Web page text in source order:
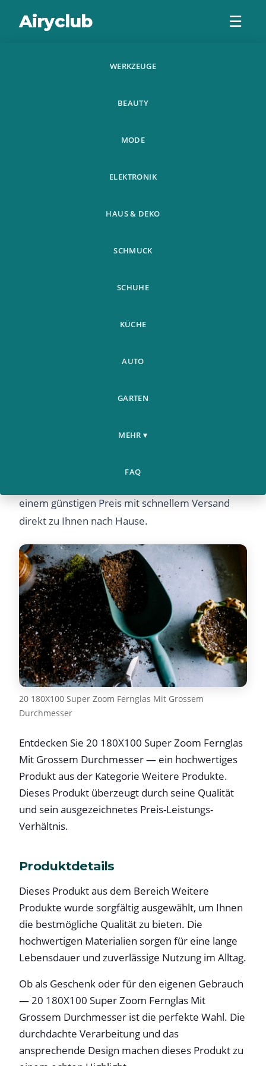
Airyclub ☰
WERKZEUGE
BEAUTY
MODE
ELEKTRONIK
HAUS & DEKO
SCHMUCK
SCHUHE
KÜCHE
AUTO
GARTEN
MEHR ▾
FAQ
Zoom Fernglas Mit
Grossem
Fernglas Mit Grossem
Durchmesser – Entdecken Sie dieses beliebte
einem günstigen Preis mit schnellem Versand
direkt zu Ihnen nach Hause.
20 180X100 Super Zoom Fernglas Mit Grossem
Durchmesser
Entdecken Sie 20 180X100 Super Zoom Fernglas
Mit Grossem Durchmesser — ein hochwertiges
Produkt aus der Kategorie Weitere Produkte.
Dieses Produkt überzeugt durch seine Qualität
und sein ausgezeichnetes Preis-Leistungs-
Verhältnis.
Produktdetails
Dieses Produkt aus dem Bereich Weitere
Produkte wurde sorgfältig ausgewählt, um Ihnen
die bestmögliche Qualität zu bieten. Die
hochwertigen Materialien sorgen für eine lange
Lebensdauer und zuverlässige Nutzung im Alltag.
Ob als Geschenk oder für den eigenen Gebrauch
— 20 180X100 Super Zoom Fernglas Mit
Grossem Durchmesser ist die perfekte Wahl. Die
durchdachte Verarbeitung und das
ansprechende Design machen dieses Produkt zu